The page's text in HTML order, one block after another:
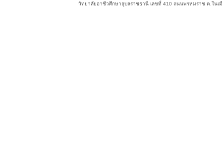
วิทยาลัยอาชีวศึกษาอุบลราชธานี เลขที่ 410 ถนนพรหมราช ต.ในเ